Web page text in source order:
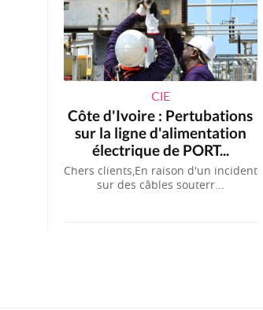
CIE
Côte d'Ivoire : Pertubations
sur la ligne d'alimentation
électrique de PORT...
Chers clients,En raison d'un incident
sur des câbles souterr...